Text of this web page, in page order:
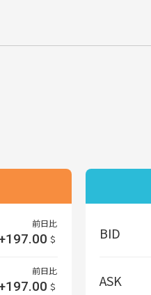
前日比
＄
前日比
＄
BID
ASK